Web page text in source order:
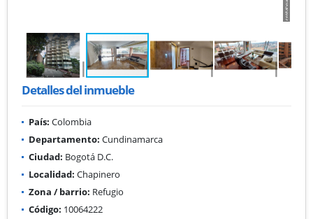
Detalles del inmueble
País: Colombia
Departamento: Cundinamarca
Ciudad: Bogotá D.C.
Localidad: Chapinero
Zona / barrio: Refugio
Código: 10064222